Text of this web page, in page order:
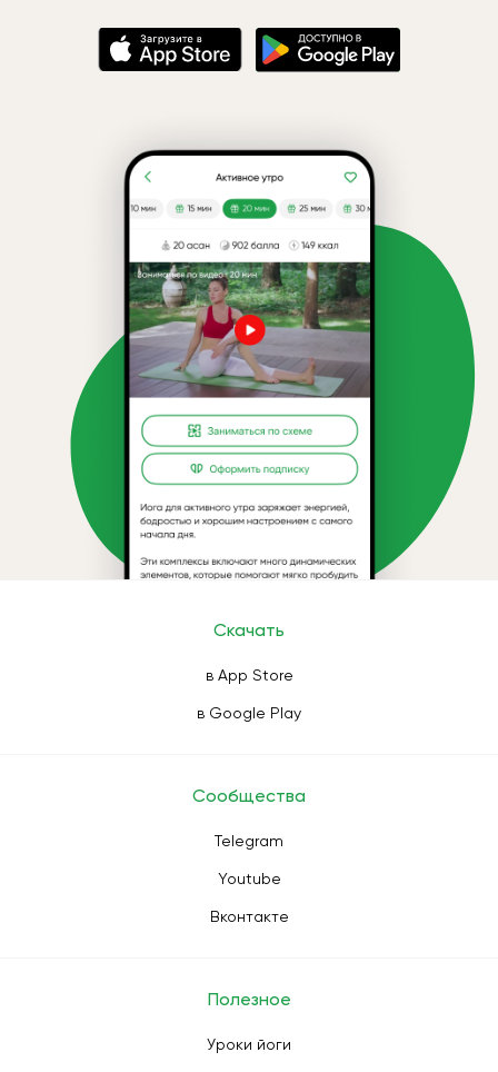
Скачать
в App Store
в Google Play
Сообщества
Telegram
Youtube
Вконтакте
Полезное
Уроки йоги